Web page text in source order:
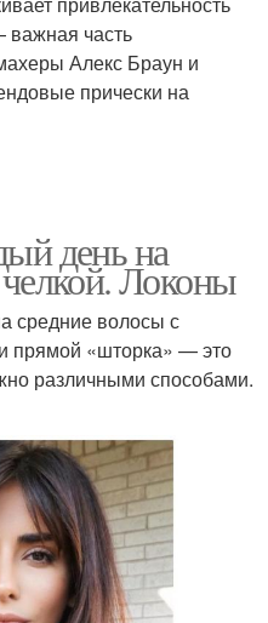
часть
Алекс Браун и
прически на
день на
Локоны
средние волосы с
прямой «шторка» — это
различными способами.